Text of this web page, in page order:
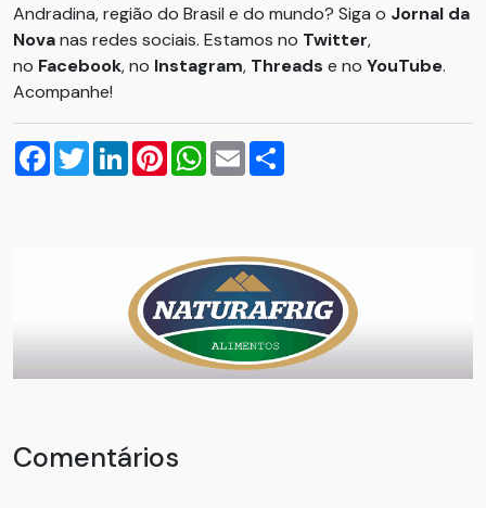
Andradina, região do Brasil e do mundo? Siga o Jornal da
Novanas redes sociais. Estamos no Twitter,
no Facebook, no Instagram, Threads e no YouTube.
Acompanhe!
Facebook
TwitterLinkedInPinterestWhatsApp
Email
Comentários